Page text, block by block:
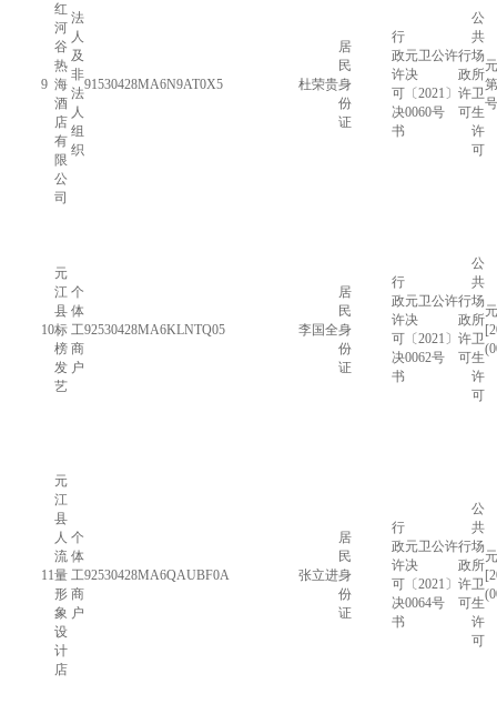
9
红
河
谷
热
海
酒
店
有
限
公
司
法
人
及
非
法
人
组
织
91530428MA6N9AT0X5 杜荣贵
居
民
身
份
证
行
政
许
可
决
书
元卫公许
决
〔2021〕
0060号
行
政
许
可
公
共
场
所
卫
生
许
可
号
10
元
江
县
标
榜
发
艺
个
体
工
商
户
92530428MA6KLNTQ05 李国全
居
民
身
份
证
行
政
许
可
决
书
元卫公许
决
〔2021〕
0062号
行
政
许
可
公
共
场
所
卫
生
许
可
11
元
江
县
人
流
量
形
象
设
计
店
个
体
工
商
户
92530428MA6QAUBF0A 张立进
居
民
身
份
证
行
政
许
可
决
书
元卫公许
决
〔2021〕
0064号
行
政
许
可
公
共
场
所
卫
生
许
可